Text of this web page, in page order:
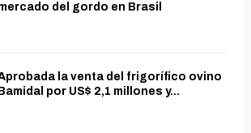
del gordo en Brasil
la venta del frigorífico ovino
Bamidal por US$ 2,1 millones y...